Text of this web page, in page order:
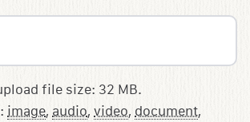
file size: 32 MB.
image, audio, video, document,